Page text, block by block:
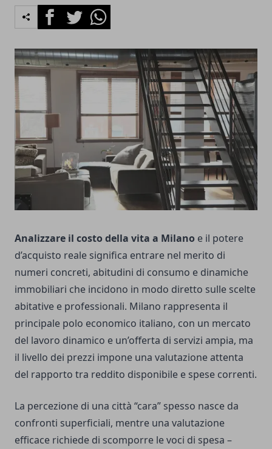
FacebookTwitterWhatsapp
Analizzare il costo della vita a Milano e il potere
d’acquisto reale significa entrare nel merito di
numeri concreti, abitudini di consumo e dinamiche
immobiliari che incidono in modo diretto sulle scelte
abitative e professionali. Milano rappresenta il
principale polo economico italiano, con un mercato
del lavoro dinamico e un’offerta di servizi ampia, ma
il livello dei prezzi impone una valutazione attenta
del rapporto tra reddito disponibile e spese correnti.
La percezione di una città “cara” spesso nasce da
confronti superficiali, mentre una valutazione
efficace richiede di scomporre le voci di spesa –